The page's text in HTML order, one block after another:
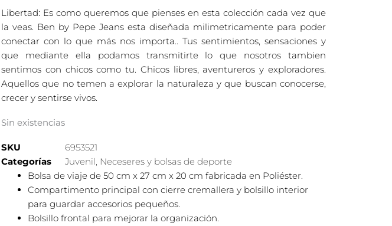
Libertad: Es como queremos que pienses en esta colección cada vez que
la veas. Ben by Pepe Jeans esta diseñada milimetricamente para poder
conectar con lo que más nos importa.. Tus sentimientos, sensaciones y
que mediante ella podamos transmitirte lo que nosotros tambien
sentimos con chicos como tu. Chicos libres, aventureros y exploradores.
Aquellos que no temen a explorar la naturaleza y que buscan conocerse,
crecer y sentirse vivos.
Sin existencias
SKU
6953521
Categorías
Juvenil, Neceseres y bolsas de deporte
Bolsa de viaje de 50 cm x 27 cm x 20 cm fabricada en Poliéster.
Compartimento principal con cierre cremallera y bolsillo interior
para guardar accesorios pequeños.
Bolsillo frontal para mejorar la organización.